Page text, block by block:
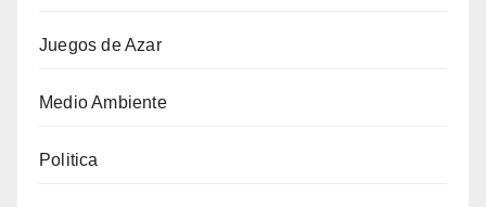
Juegos de Azar
Medio Ambiente
Politica